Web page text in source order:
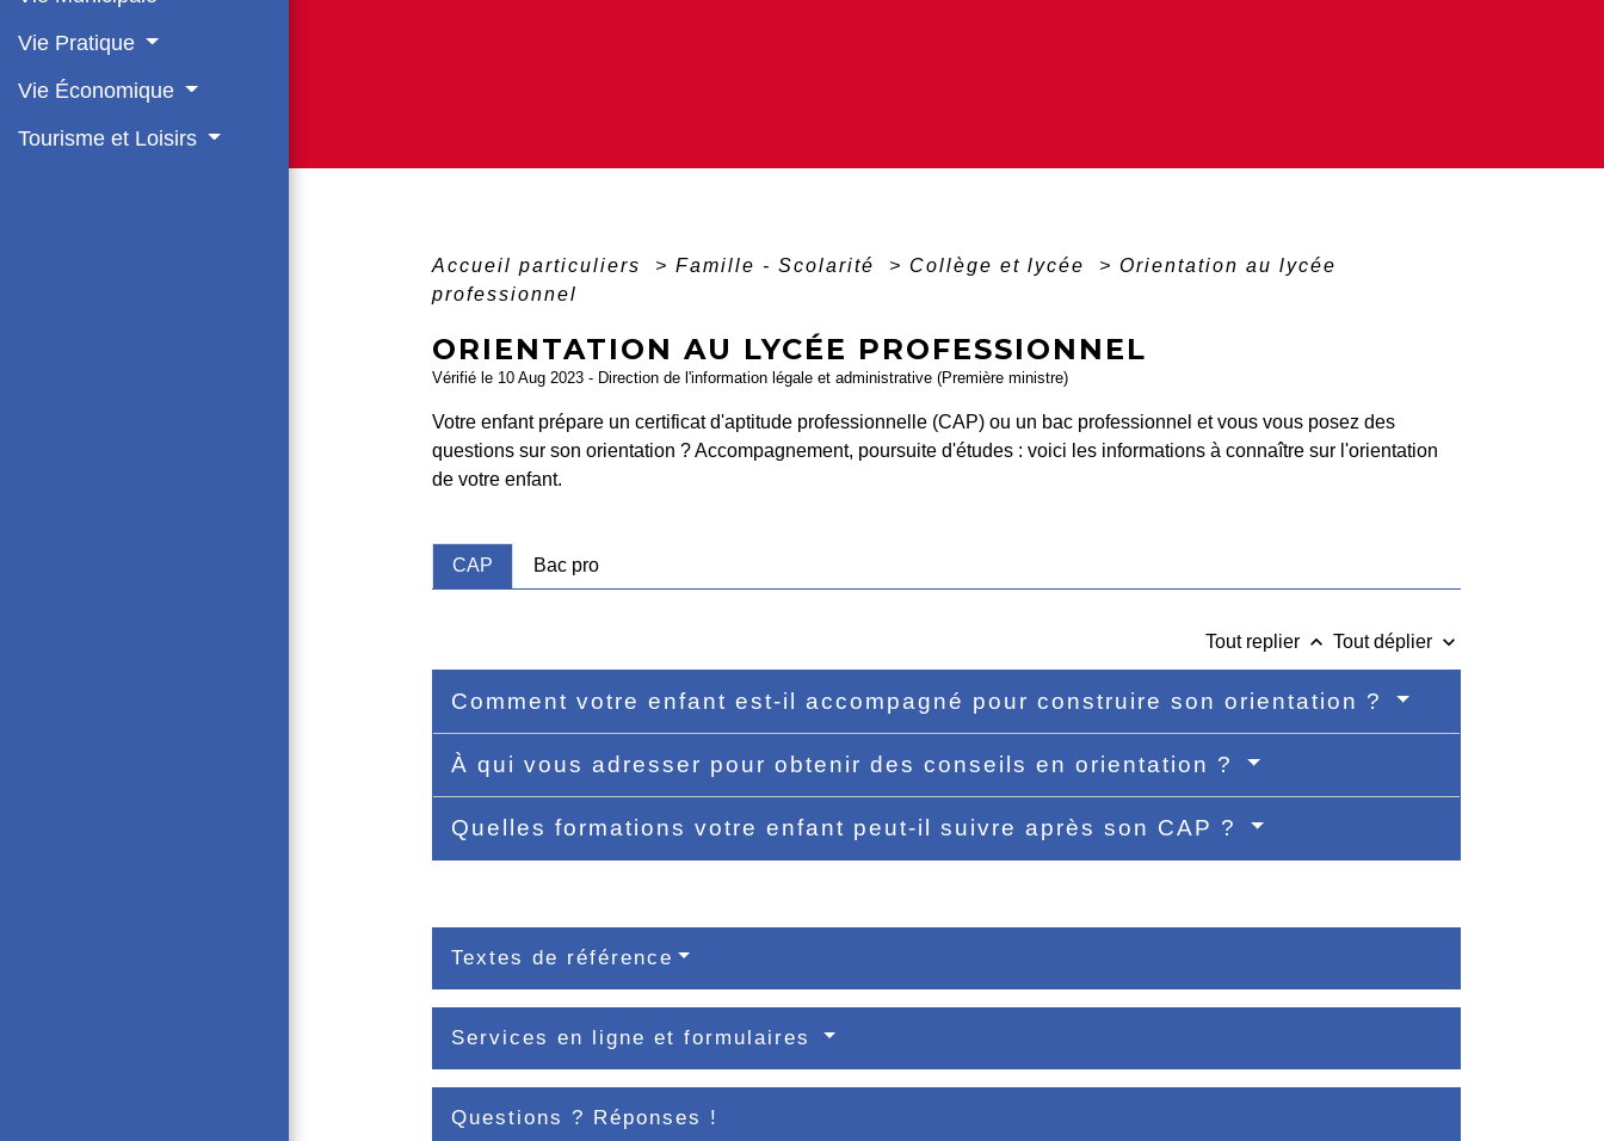
Vie Pratique
Vie Économique
Tourisme et Loisirs
Accueil particuliers > Famille - Scolarité > Collège et lycée > Orientation au lycée
professionnel
ORIENTATION AU LYCÉE PROFESSIONNEL
Vérifié le 10 Aug 2023 - Direction de l'information légale et administrative (Première ministre)
Votre enfant prépare un certificat d'aptitude professionnelle (CAP) ou un bac professionnel et vous vous posez des
questions sur son orientation ? Accompagnement, poursuite d'études : voici les informations à connaître sur l'orientation
de votre enfant.
CAP Bac pro
Tout replier keyboard_arrow_up Tout déplier keyboard_arrow_down
Comment votre enfant est-il accompagné pour construire son orientation ?
À qui vous adresser pour obtenir des conseils en orientation ?
Quelles formations votre enfant peut-il suivre après son CAP ?
Textes de référence
Services en ligne et formulaires
Questions ? Réponses !